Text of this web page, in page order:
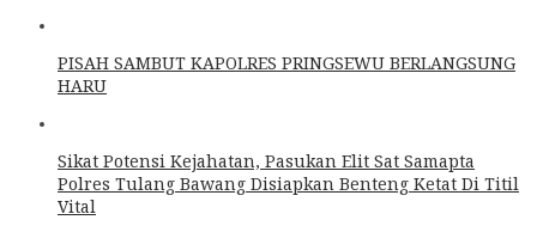
PISAH SAMBUT KAPOLRES PRINGSEWU BERLANGSUNG
HARU
Sikat Potensi Kejahatan, Pasukan Elit Sat Samapta
Polres Tulang Bawang Disiapkan Benteng Ketat Di Titil
Vital